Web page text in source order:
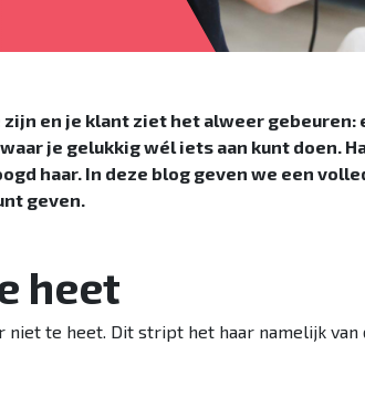
en je klant ziet het alweer gebeuren:
je gelukkig wél iets aan kunt doen.
haar. In deze blog geven we een
geven.
heet
niet te heet. Dit stript het haar namelijk